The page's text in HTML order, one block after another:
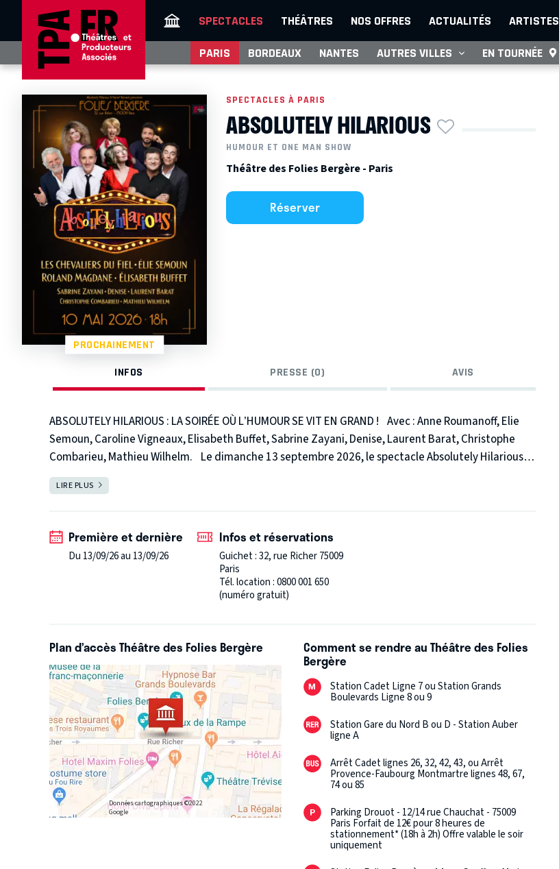
SPECTACLES THÉÂTRES NOS OFFRES ACTUALITÉS ARTISTES
PARIS BORDEAUX NANTES AUTRES VILLES EN TOURNÉE
PROCHAINEMENT
SPECTACLES À PARIS
ABSOLUTELY HILARIOUS
HUMOUR ET ONE MAN SHOW
Théâtre des Folies Bergère - Paris
Réserver
INFOS PRESSE (0) AVIS
ABSOLUTELY HILARIOUS : LA SOIRÉE OÙ L’HUMOUR SE VIT EN GRAND ! Avec : Anne Roumanoff, Elie
Semoun, Caroline Vigneaux, Elisabeth Buffet, Sabrine Zayani, Denise, Laurent Barat, Christophe
Combarieu, Mathieu Wilhelm. Le dimanche 13 septembre 2026, le spectacle Absolutely Hilarious
investit pour la première fois la scène emblématique des Folies Bergère pour une soirée
d’exception dédiée à l’humour.
Sketchs cultes et performances inédites s’entremêlent pour un show hors normes ! Une rencontre
rare entre artistes incontournables pour un rendez-vous unique.
est rapidement devenu l’un des spectacles d’humour préférés des français
LIRE PLUS
Première et dernière
Du 13/09/26 au 13/09/26
Infos et réservations
Guichet : 32, rue Richer 75009
Paris
Tél. location : 0800 001 650
(numéro gratuit)
Plan d’accès Théâtre des Folies Bergère
Données cartographiques ©2022
Google
Comment se rendre au Théâtre des Folies
Bergère
Station Cadet Ligne 7 ou Station Grands
Boulevards Ligne 8 ou 9
Station Gare du Nord B ou D - Station Auber
ligne A
Arrêt Cadet lignes 26, 32, 42, 43, ou Arrêt
Provence-Faubourg Montmartre lignes 48, 67,
74 ou 85
Parking Drouot - 12/14 rue Chauchat - 75009
Paris Forfait de 12€ pour 8 heures de
stationnement* (18h à 2h) Offre valable le soir
uniquement